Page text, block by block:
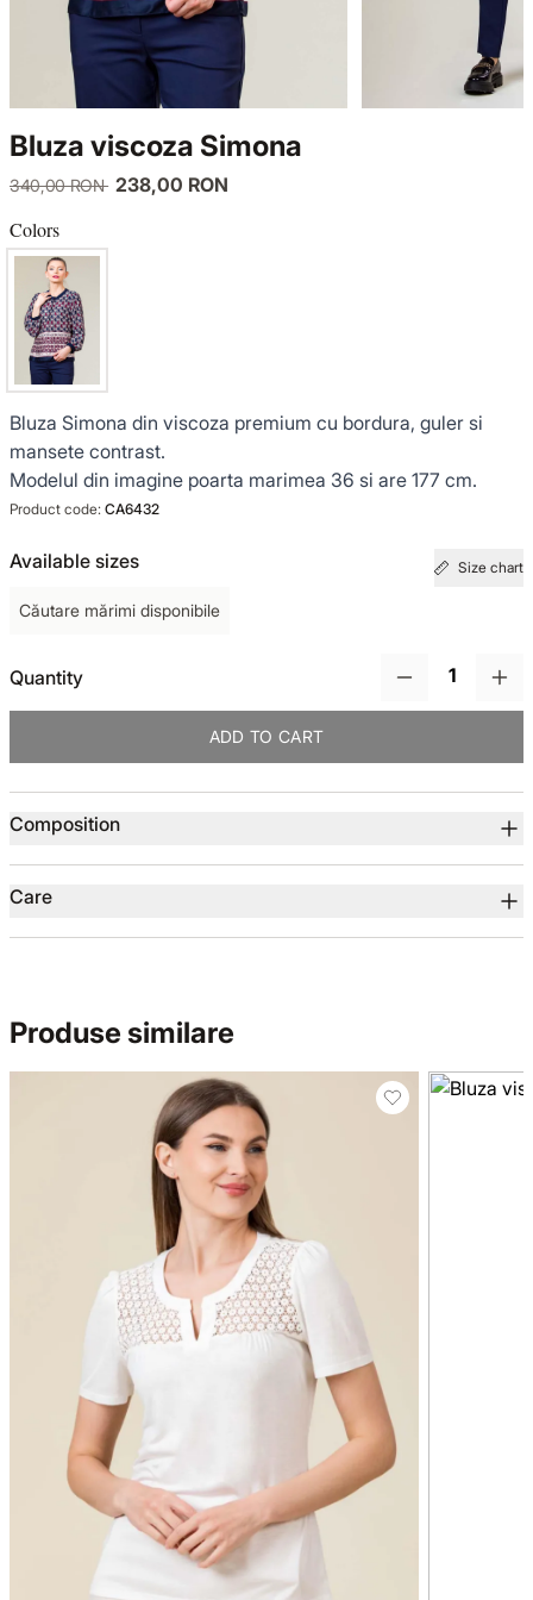
Bluza viscoza Simona
340,00 RON 238,00 RON
Colors
Bluza Simona din viscoza premium cu bordura, guler si
mansete contrast.
Modelul din imagine poarta marimea 36 si are 177 cm.
Product code: CA6432
Available sizes Size chart
Căutare mărimi disponibile
Quantity
ADD TO CART
Composition
Care
Produse similare
TWIN SETS
KNITWEAR
COATS
TINUTE DE OCAZIE
NOUTĂȚI
PRODUSE DIN IN
GARDEROBA DE VACANTA
TOTUL DE LA -50%
COATS
JACKETS
VEZI TOATE REDUCERILE
SENSE LIMITED EDITION
BACK TO OFFICE